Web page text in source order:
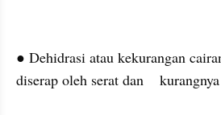
● Dehidrasi atau kekurangan
diserap oleh serat dan